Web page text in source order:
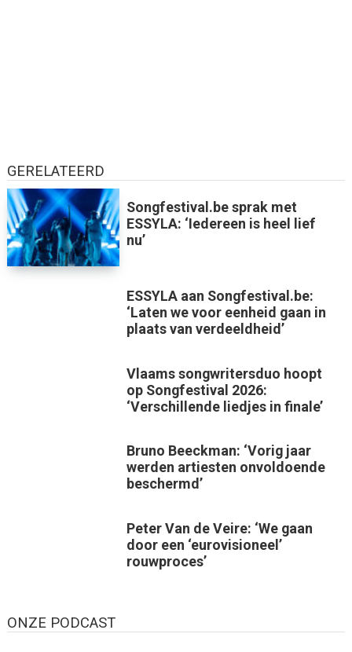
GERELATEERD
Songfestival.be sprak met
ESSYLA: ‘Iedereen is heel lief
nu’
ESSYLA aan Songfestival.be:
‘Laten we voor eenheid gaan in
plaats van verdeeldheid’
Vlaams songwritersduo hoopt
op Songfestival 2026:
‘Verschillende liedjes in finale’
Bruno Beeckman: ‘Vorig jaar
werden artiesten onvoldoende
beschermd’
Peter Van de Veire: ‘We gaan
door een ‘eurovisioneel’
rouwproces’
ONZE PODCAST